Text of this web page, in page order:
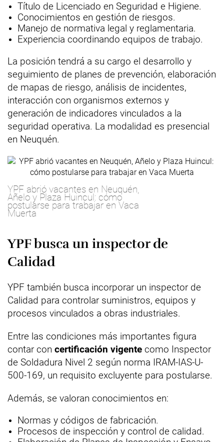
Título de Licenciado en Seguridad e Higiene.
Conocimientos en gestión de riesgos.
Manejo de normativa legal y reglamentaria.
Experiencia coordinando equipos de trabajo.
La posición tendrá a su cargo el desarrollo y
seguimiento de planes de prevención, elaboración
de mapas de riesgo, análisis de incidentes,
interacción con organismos externos y
generación de indicadores vinculados a la
seguridad operativa. La modalidad es presencial
en Neuquén.
YPF abrió vacantes en Neuquén,
Añelo y Plaza Huincul: cómo
postularse para trabajar en Vaca
Muerta
YPF busca un inspector de
Calidad
YPF también busca incorporar un inspector de
Calidad para controlar suministros, equipos y
procesos vinculados a obras industriales.
Entre las condiciones más importantes figura
contar con certificación vigente como Inspector
de Soldadura Nivel 2 según norma IRAM-IAS-U-
500-169, un requisito excluyente para postularse.
Además, se valoran conocimientos en:
Normas y códigos de fabricación.
Procesos de inspección y control de calidad.